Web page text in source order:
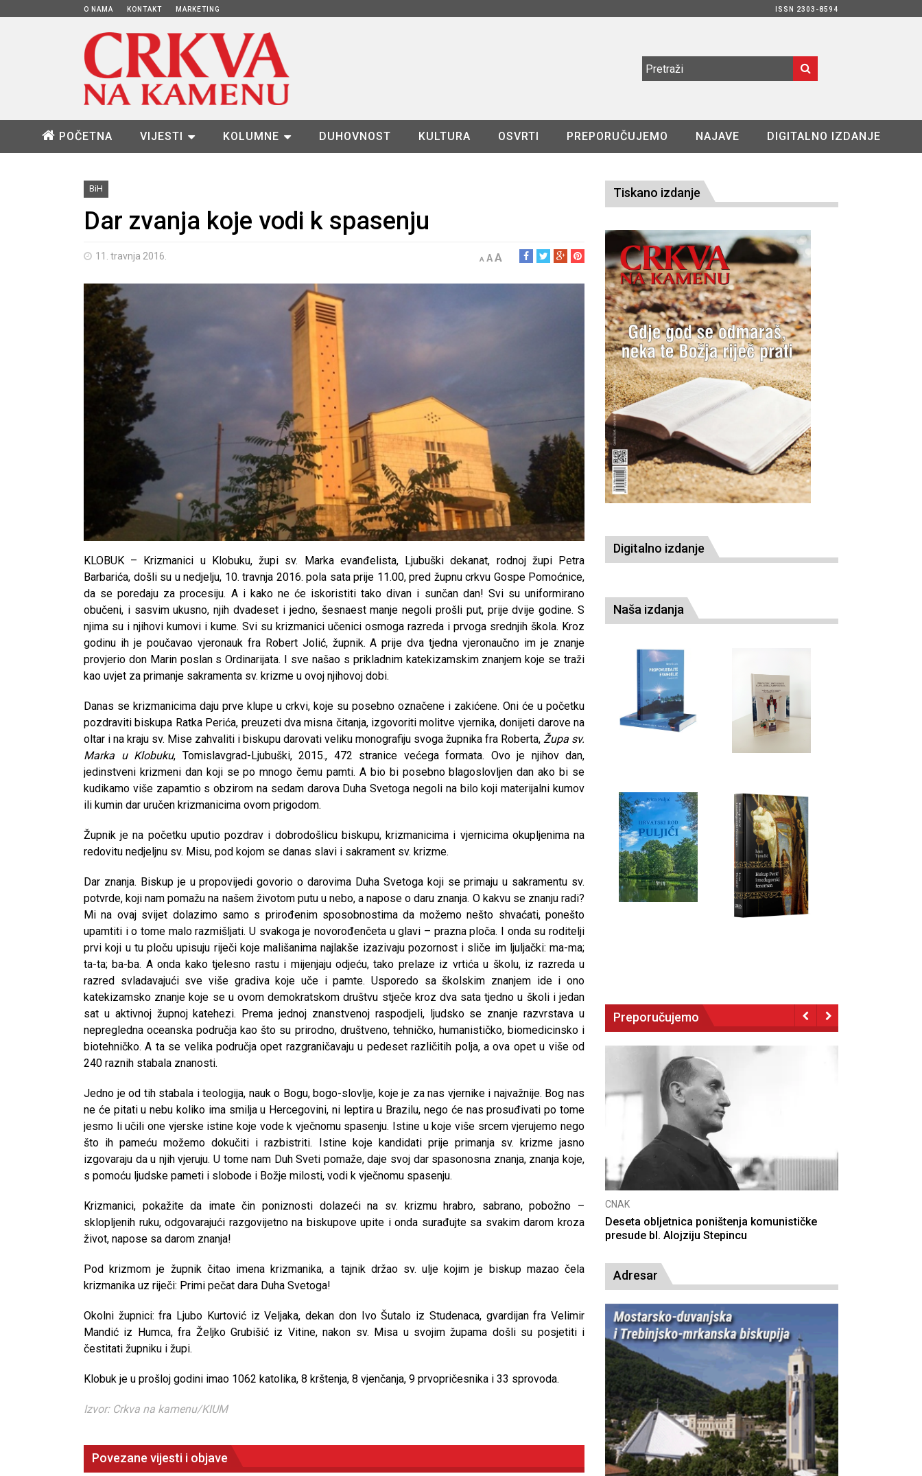
O NAMA KONTAKT MARKETING ISSN 2303-8594
POČETNA VIJESTI KOLUMNE DUHOVNOST KULTURA OSVRTI PREPORUČUJEMO NAJAVE DIGITALNO IZDANJE
BiH
Dar zvanja koje vodi k spasenju
11. travnja 2016. A AA
KLOBUK – Krizmanici u Klobuku, župi sv. Marka evanđelista, Ljubuški dekanat, rodnoj župi Petra
Barbarića, došli su u nedjelju, 10. travnja 2016. pola sata prije 11.00, pred župnu crkvu Gospe Pomoćnice,
da se poredaju za procesiju. A i kako ne će iskoristiti tako divan i sunčan dan! Svi su uniformirano
obučeni, i sasvim ukusno, njih dvadeset i jedno, šesnaest manje negoli prošli put, prije dvije godine. S
njima su i njihovi kumovi i kume. Svi su krizmanici učenici osmoga razreda i prvoga srednjih škola. Kroz
godinu ih je poučavao vjeronauk fra Robert Jolić, župnik. A prije dva tjedna vjeronaučno im je znanje
provjerio don Marin poslan s Ordinarijata. I sve našao s prikladnim katekizamskim znanjem koje se traži
kao uvjet za primanje sakramenta sv. krizme u ovoj njihovoj dobi.
Danas se krizmanicima daju prve klupe u crkvi, koje su posebno označene i zakićene. Oni će u početku
pozdraviti biskupa Ratka Perića, preuzeti dva misna čitanja, izgovoriti molitve vjernika, donijeti darove na
oltar i na kraju sv. Mise zahvaliti i biskupu darovati veliku monografiju svoga župnika fra Roberta, Župa sv.
Marka u Klobuku, Tomislavgrad-Ljubuški, 2015., 472 stranice većega formata. Ovo je njihov dan,
jedinstveni krizmeni dan koji se po mnogo čemu pamti. A bio bi posebno blagoslovljen dan ako bi se
kudikamo više zapamtio s obzirom na sedam darova Duha Svetoga negoli na bilo koji materijalni kumov
ili kumin dar uručen krizmanicima ovom prigodom.
Župnik je na početku uputio pozdrav i dobrodošlicu biskupu, krizmanicima i vjernicima okupljenima na
redovitu nedjeljnu sv. Misu, pod kojom se danas slavi i sakrament sv. krizme.
Dar znanja. Biskup je u propovijedi govorio o darovima Duha Svetoga koji se primaju u sakramentu sv.
potvrde, koji nam pomažu na našem životom putu u nebo, a napose o daru znanja. O kakvu se znanju radi?
Mi na ovaj svijet dolazimo samo s prirođenim sposobnostima da možemo nešto shvaćati, ponešto
upamtiti i o tome malo razmišljati. U svakoga je novorođenčeta u glavi – prazna ploča. I onda su roditelji
prvi koji u tu ploču upisuju riječi koje mališanima najlakše izazivaju pozornost i sliče im ljuljački: ma-ma;
ta-ta; ba-ba. A onda kako tjelesno rastu i mijenjaju odjeću, tako prelaze iz vrtića u školu, iz razreda u
razred svladavajući sve više gradiva koje uče i pamte. Usporedo sa školskim znanjem ide i ono
katekizamsko znanje koje se u ovom demokratskom društvu stječe kroz dva sata tjedno u školi i jedan
sat u aktivnoj župnoj katehezi. Prema jednoj znanstvenoj raspodjeli, ljudsko se znanje razvrstava u
nepregledna oceanska područja kao što su prirodno, društveno, tehničko, humanističko, biomedicinsko i
biotehničko. A ta se velika područja opet razgraničavaju u pedeset različitih polja, a ova opet u više od
240 raznih stabala znanosti.
Jedno je od tih stabala i teologija, nauk o Bogu, bogo-slovlje, koje je za nas vjernike i najvažnije. Bog nas
ne će pitati u nebu koliko ima smilja u Hercegovini, ni leptira u Brazilu, nego će nas prosuđivati po tome
jesmo li učili one vjerske istine koje vode k vječnomu spasenju. Istine u koje više srcem vjerujemo nego
što ih pameću možemo dokučiti i razbistriti. Istine koje kandidati prije primanja sv. krizme jasno
izgovaraju da u njih vjeruju. U tome nam Duh Sveti pomaže, daje svoj dar spasonosna znanja, znanja koje,
s pomoću ljudske pameti i slobode i Božje milosti, vodi k vječnomu spasenju.
Krizmanici, pokažite da imate čin poniznosti dolazeći na sv. krizmu hrabro, sabrano, pobožno –
sklopljenih ruku, odgovarajući razgovijetno na biskupove upite i onda surađujte sa svakim darom kroza
život, napose sa darom znanja!
Pod krizmom je župnik čitao imena krizmanika, a tajnik držao sv. ulje kojim je biskup mazao čela
krizmanika uz riječi: Primi pečat dara Duha Svetoga!
Okolni župnici: fra Ljubo Kurtović iz Veljaka, dekan don Ivo Šutalo iz Studenaca, gvardijan fra Velimir
Mandić iz Humca, fra Željko Grubišić iz Vitine, nakon sv. Misa u svojim župama došli su posjetiti i
čestitati župniku i župi.
Klobuk je u prošloj godini imao 1062 katolika, 8 krštenja, 8 vjenčanja, 9 prvopričesnika i 33 sprovoda.
Izvor: Crkva na kamenu/KIUM
Povezane vijesti i objave
Tiskano izdanje
Digitalno izdanje
Naša izdanja
Preporučujemo
CNAK
Kad se nasilje pretvara u optužnicu
CNAK
Smrtovdan nadbiskupa Petra Čule
CNAK
Deseta obljetnica poništenja komunističke
presude bl. Alojziju Stepincu
Adresar